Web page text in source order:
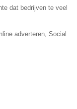
dat bedrijven te veel
adverteren, Social